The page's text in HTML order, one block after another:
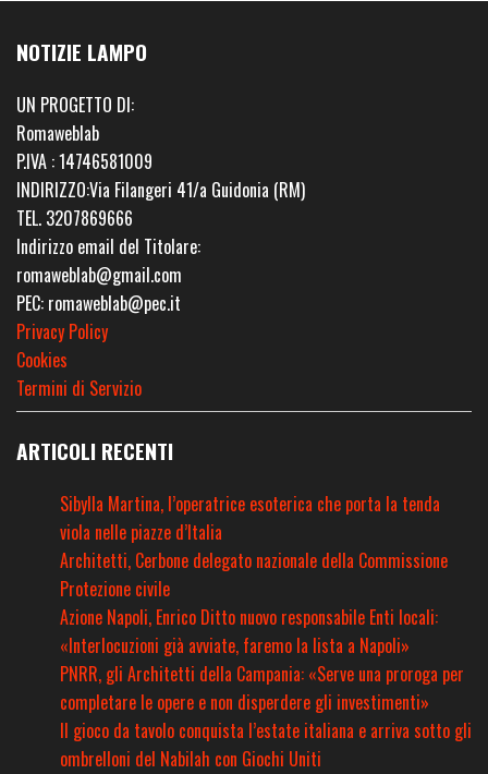
NOTIZIE LAMPO
UN PROGETTO DI:
Romaweblab
P.IVA : 14746581009
INDIRIZZO:Via Filangeri 41/a Guidonia (RM)
TEL. 3207869666
Indirizzo email del Titolare:
romaweblab@gmail.com
PEC: romaweblab@pec.it
Privacy Policy
Cookies
Termini di Servizio
ARTICOLI RECENTI
Sibylla Martina, l’operatrice esoterica che porta la tenda
viola nelle piazze d’Italia
Architetti, Cerbone delegato nazionale della Commissione
Protezione civile
Azione Napoli, Enrico Ditto nuovo responsabile Enti locali:
«Interlocuzioni già avviate, faremo la lista a Napoli»
PNRR, gli Architetti della Campania: «Serve una proroga per
completare le opere e non disperdere gli investimenti»
Il gioco da tavolo conquista l’estate italiana e arriva sotto gli
ombrelloni del Nabilah con Giochi Uniti